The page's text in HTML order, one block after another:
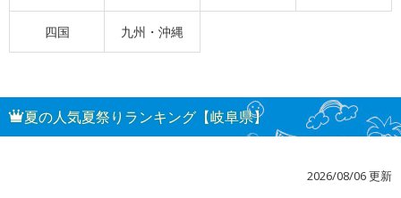
四国 九州・沖縄
夏の人気夏祭りランキング【岐阜県】
2026/08/06 更新